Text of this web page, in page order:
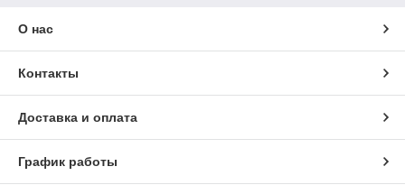
О нас
Контакты
Доставка и оплата
График работы